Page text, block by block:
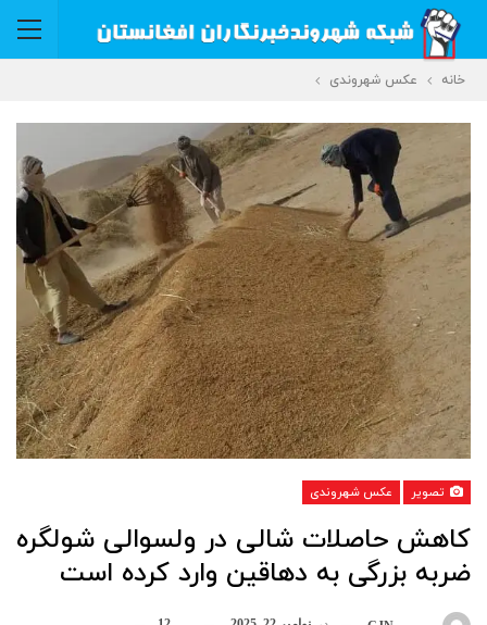
خانه عکس شهروندی
تصویر عکس شهروندی
کاهش حاصلات شالی در ولسوالی شولگره
ضربه بزرگی به دهاقین وارد کرده است